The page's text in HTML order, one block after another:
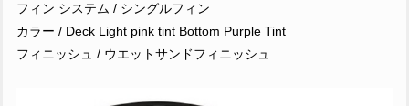
フィン システム / シングルフィン
カラー / Deck Light pink tint Bottom Purple Tint
フィニッシュ / ウエットサンドフィニッシュ